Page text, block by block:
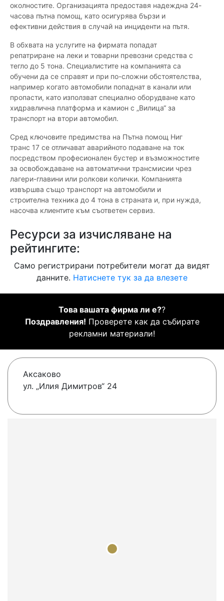
околностите. Организацията предоставя надеждна 24-
часова пътна помощ, като осигурява бързи и
ефективни действия в случай на инциденти на пътя.
В обхвата на услугите на фирмата попадат
репатриране на леки и товарни превозни средства с
тегло до 5 тона. Специалистите на компанията са
обучени да се справят и при по-сложни обстоятелства,
например когато автомобили попаднат в канали или
пропасти, като използват специално оборудване като
хидравлична платформа и камион с „Вилица“ за
транспорт на втори автомобил.
Сред ключовите предимства на Пътна помощ Ниг
транс 17 се отличават аварийното подаване на ток
посредством професионален бустер и възможностите
за освобождаване на автоматични трансмисии чрез
лагери-главини или ролкови колички. Компанията
извършва също транспорт на автомобили и
строителна техника до 4 тона в страната и, при нужда,
насочва клиентите към съответен сервиз.
Ресурси за изчисляване на
рейтингите:
Само регистрирани потребители могат да видят
данните. Натиснете тук за да влезете
Това вашата фирма ли е??
Поздравления! Проверете как да събирате
рекламни материали!
Аксаково
ул. „Илия Димитров“ 24